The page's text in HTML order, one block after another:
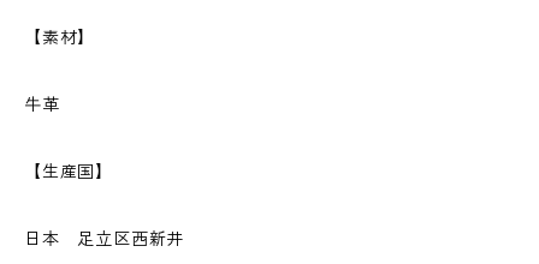
【素材】
牛革
【生産国】
日本 足立区西新井